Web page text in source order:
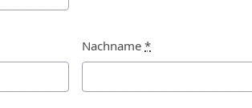
Nachname *